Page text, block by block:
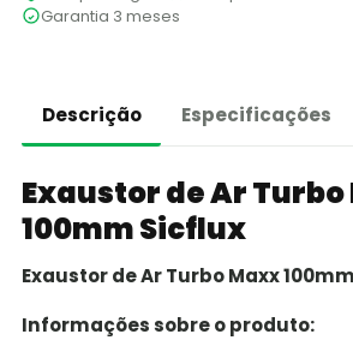
Garantia 3 meses
Descrição Especificações
Exaustor de Ar
100mm Sicflux
Exaustor de Ar Turbo Maxx
Informações sobre o produto: